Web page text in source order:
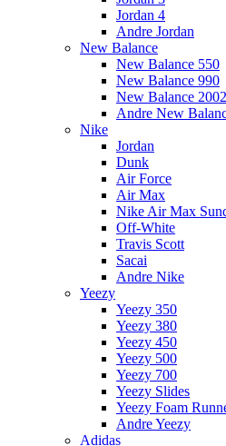
Jordan 4
Andre Jordan
New Balance
New Balance 550
New Balance 990
New Balance 2002
Andre New
Nike
Jordan
Dunk
Air Force
Air Max
Nike Air Max
Off-White
Travis Scott
Sacai
Andre Nike
Yeezy
Yeezy 350
Yeezy 380
Yeezy 450
Yeezy 500
Yeezy 700
Yeezy Slides
Yeezy Foam
Andre Yeezy
Adidas